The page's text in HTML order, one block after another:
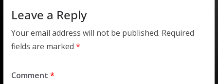
Leave a Reply
Your email address will not be published. Required
fields are marked *
Comment *